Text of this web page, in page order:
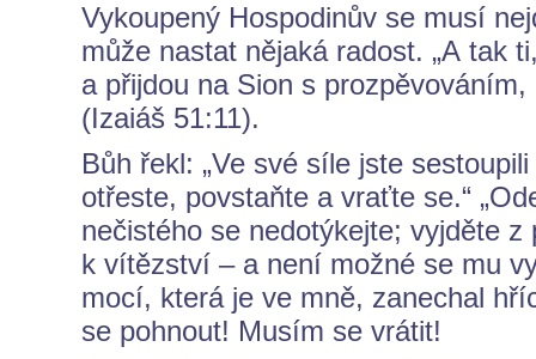
Vykoupený Hospodinův se musí
může nastat nějaká radost. „A tak
a přijdou na Sion s
(Izaiáš 51:11).
Bůh řekl: „Ve své síle jste
otřeste, povstaňte a vraťte se.“
nečistého se nedotýkejte; vyjděte z
k vítězství – a není možné se mu
mocí, která je ve mně, zanechal
se pohnout! Musím se vrátit!